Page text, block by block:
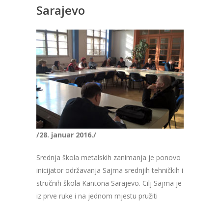
Sarajevo
/28. januar 2016./
Srednja škola metalskih zanimanja je ponovo
inicijator održavanja Sajma srednjih tehničkih i
stručnih škola Kantona Sarajevo. Cilj Sajma je
iz prve ruke i na jednom mjestu pružiti